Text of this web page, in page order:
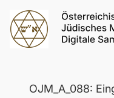
OJM_A_088: